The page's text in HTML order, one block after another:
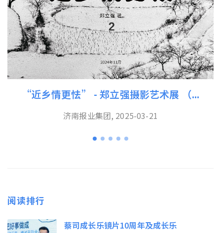
“近乡情更怯” - 郑立强摄影艺术展 （...
济南报业集团, 2025-03-21
阅读排行
蔡司成长乐镜片10周年及成长乐